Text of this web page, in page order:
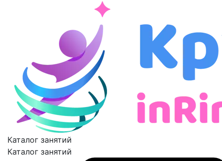
Каталог занятий
Каталог занятий